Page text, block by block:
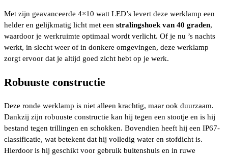
Met zijn geavanceerde 4×10 watt LED’s levert deze werklamp een
helder en gelijkmatig licht met een stralingshoek van 40 graden,
waardoor je werkruimte optimaal wordt verlicht. Of je nu ’s nachts
werkt, in slecht weer of in donkere omgevingen, deze werklamp
zorgt ervoor dat je altijd goed zicht hebt op je werk.
Robuuste constructie
Deze ronde werklamp is niet alleen krachtig, maar ook duurzaam.
Dankzij zijn robuuste constructie kan hij tegen een stootje en is hij
bestand tegen trillingen en schokken. Bovendien heeft hij een IP67-
classificatie, wat betekent dat hij volledig water en stofdicht is.
Hierdoor is hij geschikt voor gebruik buitenshuis en in ruwe